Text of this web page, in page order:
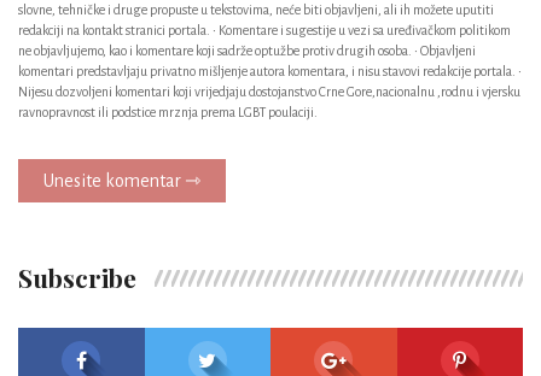
slovne, tehničke i druge propuste u tekstovima, neće biti objavljeni, ali ih možete uputiti
redakciji na kontakt stranici portala. • Komentare i sugestije u vezi sa uređivačkom politikom
ne objavljujemo, kao i komentare koji sadrže optužbe protiv drugih osoba. • Objavljeni
komentari predstavljaju privatno mišljenje autora komentara, i nisu stavovi redakcije portala. •
Nijesu dozvoljeni komentari koji vrijedjaju dostojanstvo Crne Gore,nacionalnu ,rodnu i vjersku
ravnopravnost ili podstice mrznja prema LGBT poulaciji.
Unesite komentar ⇾
Subscribe